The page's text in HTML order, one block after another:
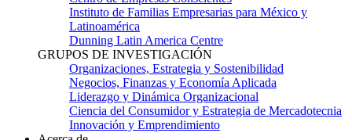
Instituto de Familias Empresarias para México y
Latinoamérica
Dunning Latin America Centre
GRUPOS DE INVESTIGACIÓN
Organizaciones, Estrategia y Sostenibilidad
Negocios, Finanzas y Economía Aplicada
Liderazgo y Dinámica Organizacional
Ciencia del Consumidor y Estrategia de Mercadotecnia
Innovación y Emprendimiento